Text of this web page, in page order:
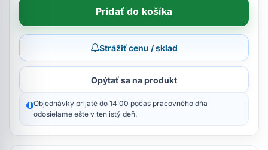
Pridať do košíka
Strážiť cenu / sklad
Opýtať sa na produkt
Objednávky prijaté do 14:00 počas pracovného dňa
odosielame ešte v ten istý deň.